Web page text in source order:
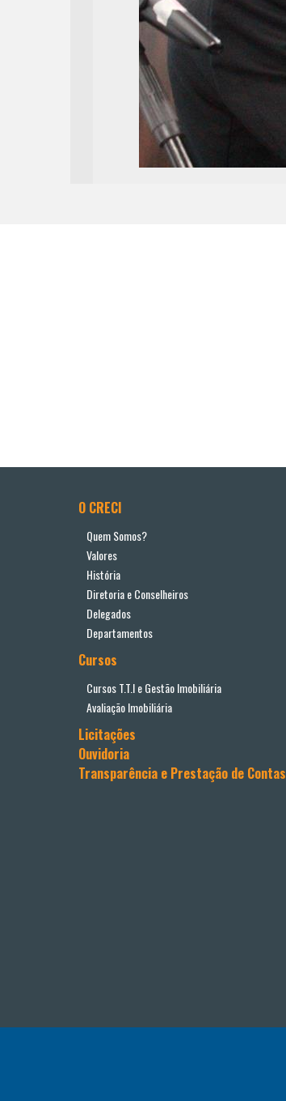
O CRECI
Quem Somos?
Valores
História
Diretoria e Conselheiros
Delegados
Departamentos
Cursos
Cursos T.T.I e Gestão Imobiliária
Avaliação Imobiliária
Licitações
Ouvidoria
Transparência e Prestação de Contas